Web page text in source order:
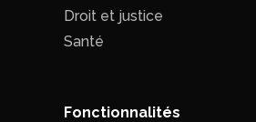
Droit et justice
Santé
Fonctionnalités